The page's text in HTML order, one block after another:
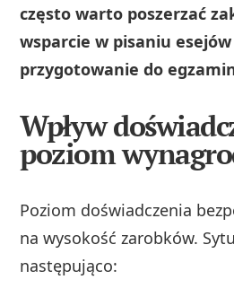
często warto poszerzać
wsparcie w pisaniu esejów
przygotowanie do
Wpływ
poziom
Poziom doświadczenia
na wysokość zarobków.
następująco: